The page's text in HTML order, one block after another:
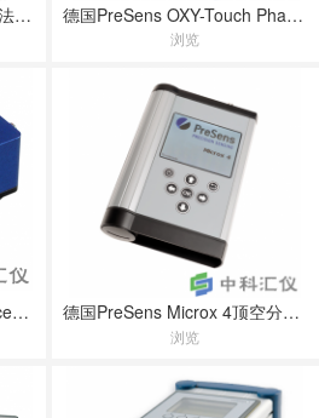
德国PreSens OXY-1ST荧光法顶空氧分析仪 德国PreSens OXY-Touch Pharma台式荧光法顶空氧气分析仪
浏览
德国PreSens OXY-1 ST trace残氧分析仪 德国PreSens Microx 4顶空分析仪
浏览